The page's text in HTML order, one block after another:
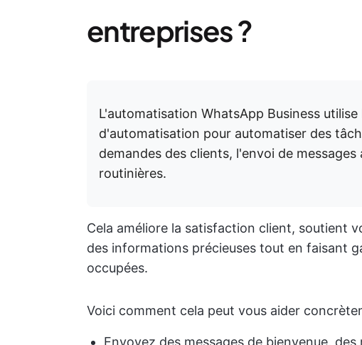
entreprises ?
L'automatisation WhatsApp Business
d'automatisation pour automatiser des
demandes des clients, l'envoi de
routinières.
Cela améliore la satisfaction client, soutient
des informations précieuses tout en faisant
occupées.
Voici comment cela peut vous aider
Envoyez des messages de bienvenue,